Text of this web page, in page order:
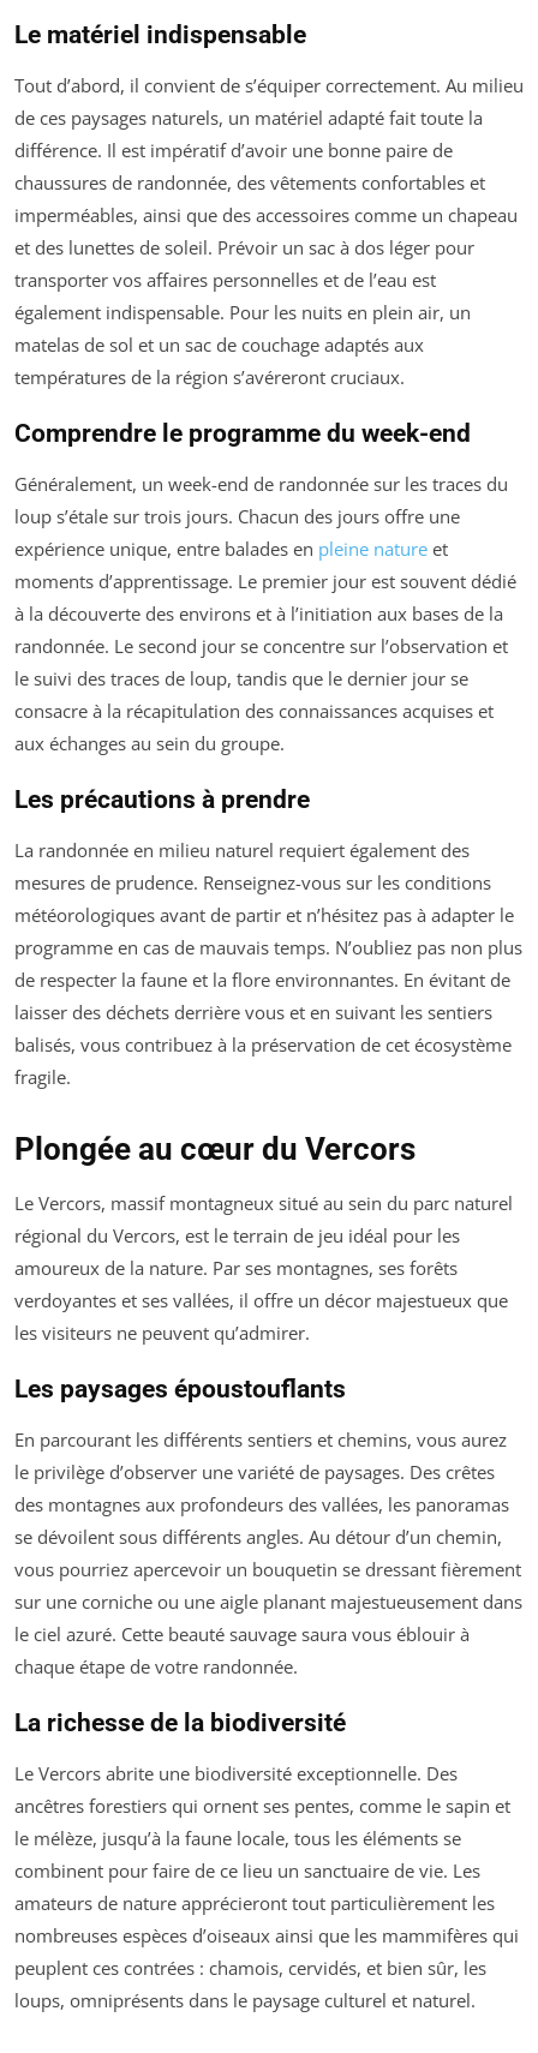
Le matériel indispensable
Tout d’abord, il convient de s’équiper correctement. Au milieu
de ces paysages naturels, un matériel adapté fait toute la
différence. Il est impératif d’avoir une bonne paire de
chaussures de randonnée, des vêtements confortables et
imperméables, ainsi que des accessoires comme un chapeau
et des lunettes de soleil. Prévoir un sac à dos léger pour
transporter vos affaires personnelles et de l’eau est
également indispensable. Pour les nuits en plein air, un
matelas de sol et un sac de couchage adaptés aux
températures de la région s’avéreront cruciaux.
Comprendre le programme du week-end
Généralement, un week-end de randonnée sur les traces du
loup s’étale sur trois jours. Chacun des jours offre une
expérience unique, entre balades en pleine nature et
moments d’apprentissage. Le premier jour est souvent dédié
à la découverte des environs et à l’initiation aux bases de la
randonnée. Le second jour se concentre sur l’observation et
le suivi des traces de loup, tandis que le dernier jour se
consacre à la récapitulation des connaissances acquises et
aux échanges au sein du groupe.
Les précautions à prendre
La randonnée en milieu naturel requiert également des
mesures de prudence. Renseignez-vous sur les conditions
météorologiques avant de partir et n’hésitez pas à adapter le
programme en cas de mauvais temps. N’oubliez pas non plus
de respecter la faune et la flore environnantes. En évitant de
laisser des déchets derrière vous et en suivant les sentiers
balisés, vous contribuez à la préservation de cet écosystème
fragile.
Plongée au cœur du Vercors
Le Vercors, massif montagneux situé au sein du parc naturel
régional du Vercors, est le terrain de jeu idéal pour les
amoureux de la nature. Par ses montagnes, ses forêts
verdoyantes et ses vallées, il offre un décor majestueux que
les visiteurs ne peuvent qu’admirer.
Les paysages époustouflants
En parcourant les différents sentiers et chemins, vous aurez
le privilège d’observer une variété de paysages. Des crêtes
des montagnes aux profondeurs des vallées, les panoramas
se dévoilent sous différents angles. Au détour d’un chemin,
vous pourriez apercevoir un bouquetin se dressant fièrement
sur une corniche ou une aigle planant majestueusement dans
le ciel azuré. Cette beauté sauvage saura vous éblouir à
chaque étape de votre randonnée.
La richesse de la biodiversité
Le Vercors abrite une biodiversité exceptionnelle. Des
ancêtres forestiers qui ornent ses pentes, comme le sapin et
le mélèze, jusqu’à la faune locale, tous les éléments se
combinent pour faire de ce lieu un sanctuaire de vie. Les
amateurs de nature apprécieront tout particulièrement les
nombreuses espèces d’oiseaux ainsi que les mammifères qui
peuplent ces contrées : chamois, cervidés, et bien sûr, les
loups, omniprésents dans le paysage culturel et naturel.